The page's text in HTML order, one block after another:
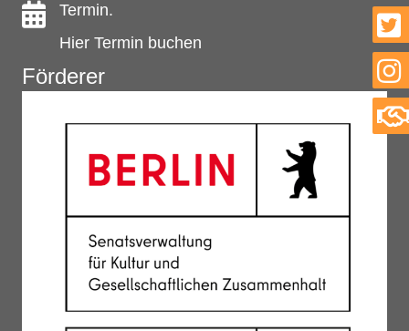
Termin.
Hier Termin buchen
Förderer